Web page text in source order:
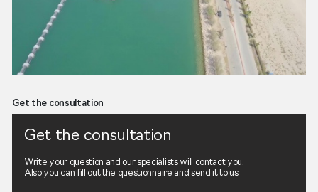
Get the consultation
Get the consultation
Write your question and our specialists will contact you.
Also you can fill out the questionnaire and send it to us